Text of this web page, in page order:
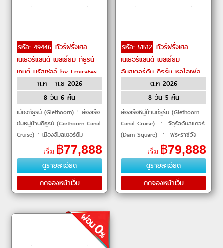
รหัส: 49446 ทัวร์ฝรั่งเศส
เนเธอร์แลนด์ เบลเยี่ยม กีธูรน์
เกนต์ บรัสเซลส์ by Emirates
ก.ค - ก.ย 2026
8 วัน 6 คืน
เมืองกีธูรน์ (Giethoorn)ㆍล่องเรือ
ชมหมู่บ้านกีธูรน์ (Giethoorn Canal
Cruise)ㆍเมืองอัมสเตอร์ดัม
(Amsterdam)ㆍจัตุรัสดัมสแควร์
(Dam Square)ㆍพระรา�
เริ่ม ฿77,888
ดูรายละเอียด
กดจองหน้าเว็บ
รหัส: 51512 ทัวร์ฝรั่งเศส
เนเธอร์แลนด์ เบลเยี่ยม
อัมสเตอร์ดัม กีธูร์น หอไอเฟล
by Emiratesต.ค 2026
8 วัน 5 คืน
ล่องเรือหมู่บ้านกีธูร์น (Giethoorn
Canal Cruise) ㆍ จัตุรัสดัมสแควร์
(Dam Square) ㆍ พระราชวัง
หลวงอัมสเตอร์ดัม (Royal Palace
Amsterdam) ㆍ หมู่บ้านกั
เริ่ม ฿79,888
ดูรายละเอียด
กดจองหน้าเว็บ